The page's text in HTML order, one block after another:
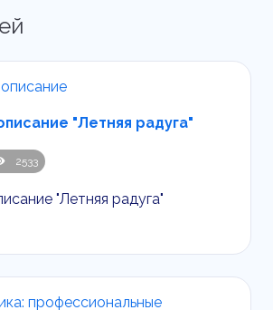
"Летняя радуга"
2533
"Летняя радуга"